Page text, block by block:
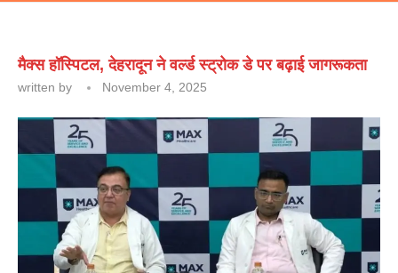
मैक्स हॉस्पिटल, देहरादून ने वर्ल्ड स्ट्रोक डे पर बढ़ाई जागरूकता
written by November 4, 2025